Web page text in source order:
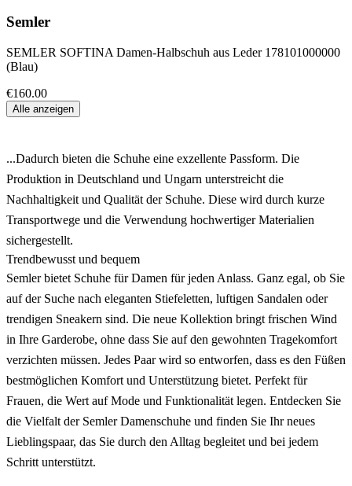
Semler
SEMLER SOFTINA Damen-Halbschuh aus Leder 178101000000
(Blau)
€160.00
Alle anzeigen
...Dadurch bieten die Schuhe eine exzellente Passform. Die
Produktion in Deutschland und Ungarn unterstreicht die
Nachhaltigkeit und Qualität der Schuhe. Diese wird durch kurze
Transportwege und die Verwendung hochwertiger Materialien
sichergestellt.
Trendbewusst und bequem
Semler bietet Schuhe für Damen für jeden Anlass. Ganz egal, ob Sie
auf der Suche nach eleganten Stiefeletten, luftigen Sandalen oder
trendigen Sneakern sind. Die neue Kollektion bringt frischen Wind
in Ihre Garderobe, ohne dass Sie auf den gewohnten Tragekomfort
verzichten müssen. Jedes Paar wird so entworfen, dass es den Füßen
bestmöglichen Komfort und Unterstützung bietet. Perfekt für
Frauen, die Wert auf Mode und Funktionalität legen. Entdecken Sie
die Vielfalt der Semler Damenschuhe und finden Sie Ihr neues
Lieblingspaar, das Sie durch den Alltag begleitet und bei jedem
Schritt unterstützt.